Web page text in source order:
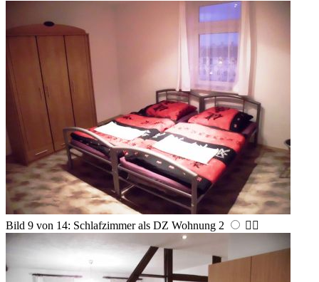
Bild 9 von 14: Schlafzimmer als DZ Wohnung 2  